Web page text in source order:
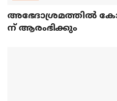
അഭേദാശ്രമത്തില്‍
ന് ആരംഭിക്കും